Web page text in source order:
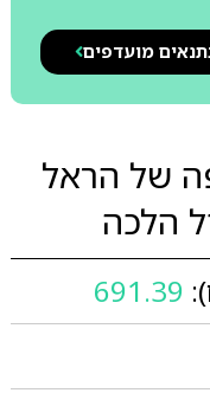
מועדפים
של הראל
הלכה
691.39